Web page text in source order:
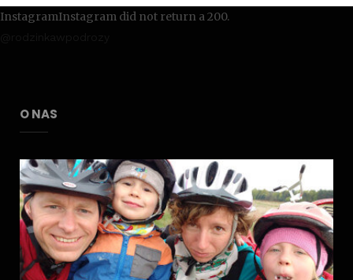
InstagramInstagram did not return a 200.
O NAS